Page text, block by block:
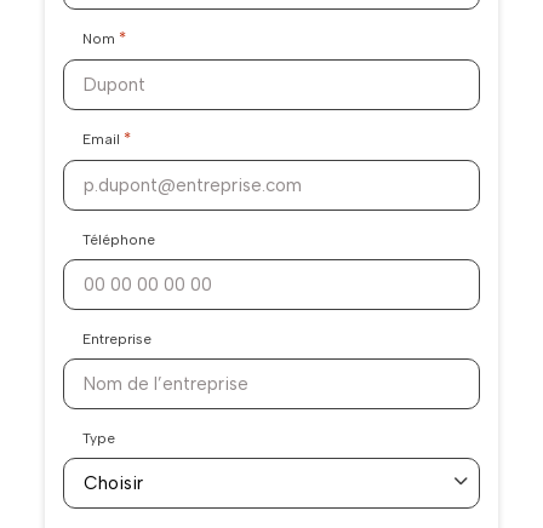
Nom *
Email *
Téléphone
Entreprise
Type